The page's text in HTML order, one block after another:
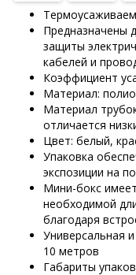
Предназначены
защиты
кабелей и
Коэффициент
Материал:
Материал
отличается
Цвет: белый,
Упаковка
экспозиции на
Мини-бокс
необходимой
благодаря
Универсальная
10 метров
Габариты